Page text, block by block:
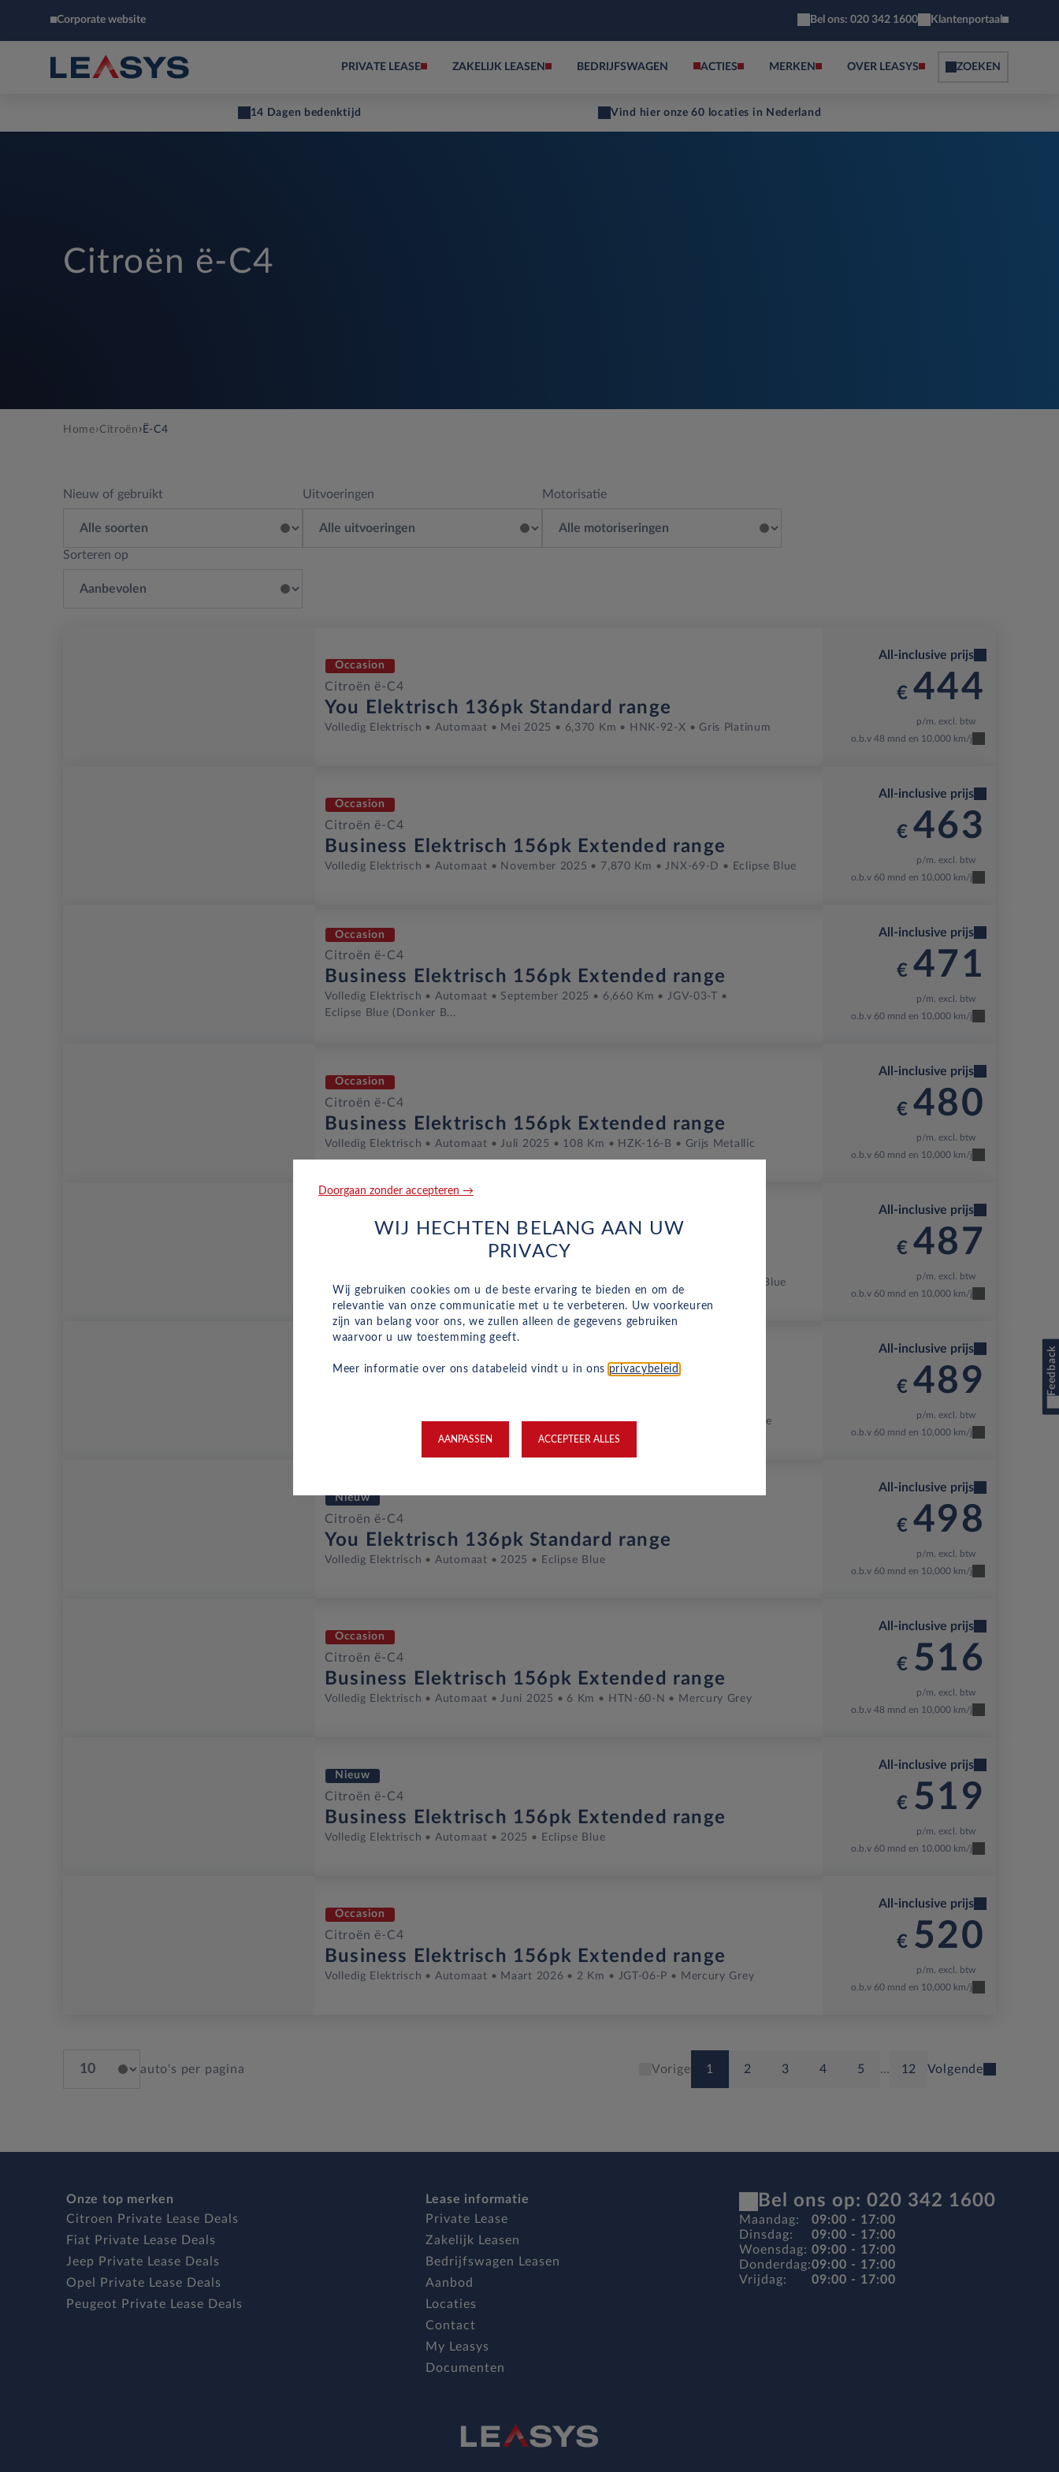
Corporate website Bel ons: 020 342 1600 Klantenportaal
PRIVATE LEASE ZAKELIJK LEASEN BEDRIJFSWAGEN ACTIES MERKEN OVER LEASYS ZOEKEN
14 Dagen bedenktijd Vind hier onze 60 locaties in Nederland
Citroën ë-C4
Home›Citroën › Ë-C4
Nieuw of gebruikt Uitvoeringen Motorisatie
Sorteren op
Occasion
Citroën ë-C4
You Elektrisch 136pk Standard range
Volledig Elektrisch Automaat Mei 2025 6,370 Km HNK-92-X Gris Platinum
All-inclusive prijs
€ 444
p/m. excl. btw
o.b.v 48 mnd en 10,000 km/j
Occasion
Citroën ë-C4
Business Elektrisch 156pk Extended range
Volledig Elektrisch Automaat November 2025 7,870 Km JNX-69-D Eclipse Blue
All-inclusive prijs
€ 463
p/m. excl. btw
o.b.v 60 mnd en 10,000 km/j
Occasion
Citroën ë-C4
Business Elektrisch 156pk Extended range
Volledig Elektrisch Automaat September 2025 6,660 Km
JGV-03-T
Eclipse Blue (donker B...
All-inclusive prijs
€ 471
p/m. excl. btw
o.b.v 60 mnd en 10,000 km/j
Occasion
Citroën ë-C4
Business Elektrisch 156pk Extended range
Volledig Elektrisch Automaat Juli 2025 108 Km HZK-16-B Grijs Metallic
All-inclusive prijs
€ 480
p/m. excl. btw
o.b.v 60 mnd en 10,000 km/j
Occasion
Business Elektrisch 156pk Extended range
Eclipse Blue
All-inclusive prijs
€ 487
p/m. excl. btw
o.b.v 60 mnd en 10,000 km/j
Volledig Elektrisch Automaat Februari 2026 905 Km Eclipse Blue
All-inclusive prijs
€ 489
p/m. excl. btw
o.b.v 60 mnd en 10,000 km/j
Nieuw
Citroën ë-C4
You Elektrisch 136pk Standard range
Volledig Elektrisch Automaat 2025 Eclipse Blue
All-inclusive prijs
€ 498
p/m. excl. btw
o.b.v 60 mnd en 10,000 km/j
Occasion
Citroën ë-C4
Business Elektrisch 156pk Extended range
Volledig Elektrisch Automaat Juni 2025 6 Km HTN-60-N Mercury Grey
All-inclusive prijs
€ 516
p/m. excl. btw
o.b.v 48 mnd en 10,000 km/j
Nieuw
Citroën ë-C4
Business Elektrisch 156pk Extended range
Volledig Elektrisch Automaat 2025 Eclipse Blue
All-inclusive prijs
€ 519
p/m. excl. btw
o.b.v 60 mnd en 10,000 km/j
Occasion
Citroën ë-C4
Business Elektrisch 156pk Extended range
Volledig Elektrisch Automaat Maart 2026 2 Km JGT-06-P Mercury Grey
All-inclusive prijs
€ 520
p/m. excl. btw
o.b.v 60 mnd en 10,000 km/j
auto's per pagina Vorige 1 2 3 4 5 … 12 Volgende
Feedback
Onze top merken
Citroen Private Lease Deals
Fiat Private Lease Deals
Jeep Private Lease Deals
Opel Private Lease Deals
Peugeot Private Lease Deals
Lease informatie
Private Lease
Zakelijk Leasen
Bedrijfswagen Leasen
Aanbod
Locaties
Contact
My Leasys
Documenten
Bel ons op: 020 342 1600
Maandag:
Dinsdag:
Woensdag:
Donderdag:
Vrijdag:
09:00 - 17:00
09:00 - 17:00
09:00 - 17:00
09:00 - 17:00
09:00 - 17:00
Doorgaan zonder accepteren →
WIJ HECHTEN BELANG AAN UW
PRIVACY
Wij gebruiken cookies om u de beste ervaring te bieden en om de
relevantie van onze communicatie met u te verbeteren. Uw voorkeuren
zijn van belang voor ons, we zullen alleen de gegevens gebruiken
waarvoor u uw toestemming geeft.
Meer informatie over ons databeleid vindt u in ons privacybeleid.
AANPASSEN ACCEPTEER ALLES